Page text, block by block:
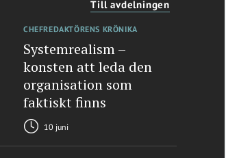
Till avdelningen
CHEFREDAKTÖRENS KRÖNIKA
Systemrealism –
konsten att leda den
organisation som
faktiskt finns
10 juni